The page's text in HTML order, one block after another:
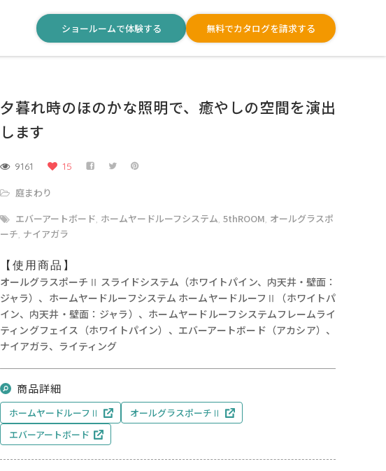
ショールームで体験する 無料でカタログを請求する
夕暮れ時のほのかな照明で、癒やしの空間を演出
します
9161 15
庭まわり
エバーアートボード ホームヤードルーフシステム 5thROOM オールグラスポ
ーチ ナイアガラ
【使用商品】
オールグラスポーチⅡ スライドシステム（ホワイトパイン、内天井・壁面：
ジャラ）、ホームヤードルーフシステム ホームヤードルーフⅡ（ホワイトパ
イン、内天井・壁面：ジャラ）、ホームヤードルーフシステムフレームライ
ティングフェイス（ホワイトパイン）、エバーアートボード（アカシア）、
ナイアガラ、ライティング
商品詳細
ホームヤードルーフⅡ
オールグラスポーチⅡ
エバーアートボード